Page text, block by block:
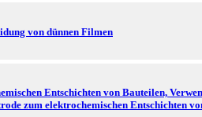
von dünnen Filmen
Entschichten von Bauteilen,
zum elektrochemischen Entschichten